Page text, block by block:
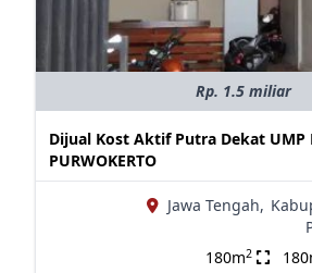
Rp. 1.5 miliar
Dijual Kost Aktif Putra Dekat UMP
PURWOKERTO
Jawa Tengah,
180m2